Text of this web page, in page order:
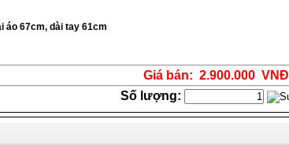
áo 67cm, dài tay 61cm
Giá bán: 2.900.000 VNĐ
Số lượng: